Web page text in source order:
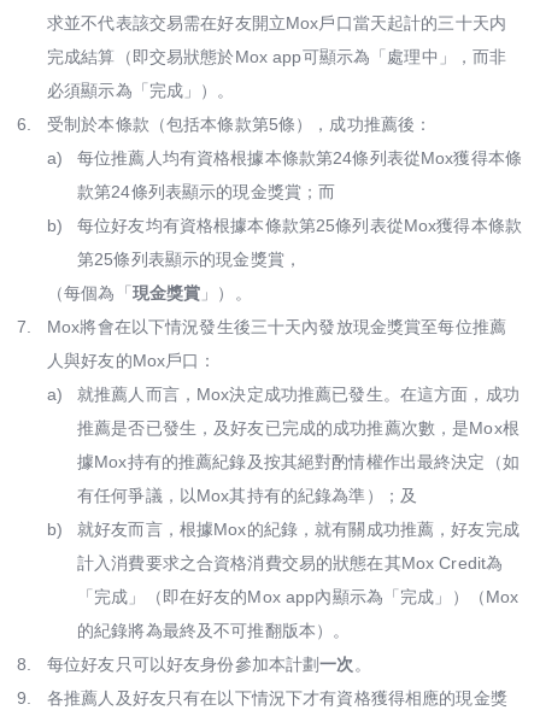
求並不代表該交易需在好友開立Mox戶口當天起計的三十天内
完成結算（即交易狀態於Mox app可顯示為「處理中」，而非
必須顯示為「完成」）。
6.
受制於本條款（包括本條款第5條），成功推薦後：
a)
每位推薦人均有資格根據本條款第24條列表從Mox獲得本條
款第24條列表顯示的現金獎賞；而
b)
每位好友均有資格根據本條款第25條列表從Mox獲得本條款
第25條列表顯示的現金獎賞，
（每個為「 現金獎賞 」）。
7.
Mox將會在以下情況發生後三十天內發放現金獎賞至每位推薦
人與好友的Mox戶口：
a)
就推薦人而言，Mox決定成功推薦已發生。在這方面，成功
推薦是否已發生，及好友已完成的成功推薦次數，是Mox根
據Mox持有的推薦紀錄及按其絕對酌情權作出最終決定（如
有任何爭議，以Mox其持有的紀錄為準）；及
b)
就好友而言，根據Mox的紀錄，就有關成功推薦，好友完成
計入消費要求之合資格消費交易的狀態在其Mox Credit為
「完成」（即在好友的Mox app內顯示為「完成」）（Mox
的紀錄將為最終及不可推翻版本）。
8.
每位好友只可以好友身份參加本計劃一次 。
9.
各推薦人及好友只有在以下情況下才有資格獲得相應的現金獎